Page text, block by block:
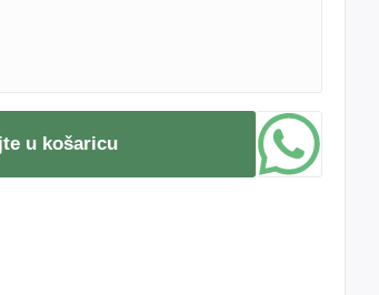
u košaricu